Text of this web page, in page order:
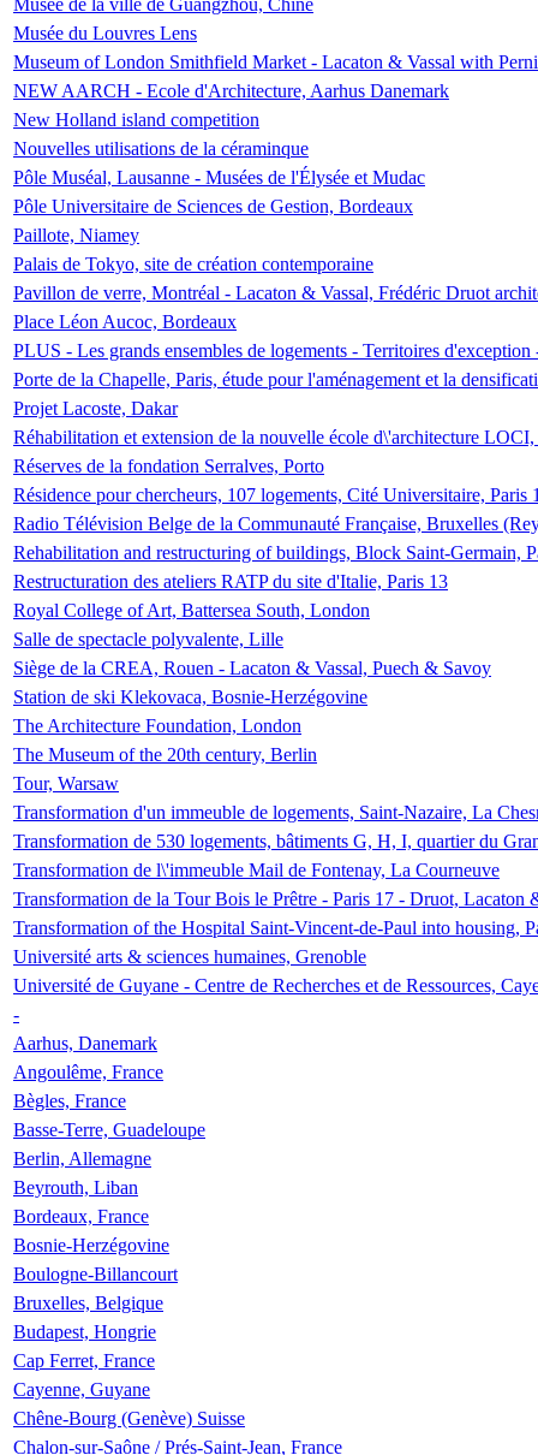
Musée de la ville de Guangzhou, Chine
Musée du Louvres Lens
Museum of London Smithfield Market - Lacaton & Vassal with
NEW AARCH - Ecole d'Architecture, Aarhus Danemark
New Holland island competition
Nouvelles utilisations de la céraminque
Pôle Muséal, Lausanne - Musées de l'Élysée et Mudac
Pôle Universitaire de Sciences de Gestion, Bordeaux
Paillote, Niamey
Palais de Tokyo, site de création contemporaine
Pavillon de verre, Montréal - Lacaton & Vassal, Frédéric Druot
Place Léon Aucoc, Bordeaux
PLUS - Les grands ensembles de logements - Territoires
Porte de la Chapelle, Paris, étude pour l'aménagement et la
Projet Lacoste, Dakar
Réhabilitation et extension de la nouvelle école d\'architecture
Réserves de la fondation Serralves, Porto
Résidence pour chercheurs, 107 logements, Cité Universitaire, Paris
Radio Télévision Belge de la Communauté Française, Bruxelles
Rehabilitation and restructuring of buildings, Block Saint-Germain,
Restructuration des ateliers RATP du site d'Italie, Paris 13
Royal College of Art, Battersea South, London
Salle de spectacle polyvalente, Lille
Siège de la CREA, Rouen - Lacaton & Vassal, Puech & Savoy
Station de ski Klekovaca, Bosnie-Herzégovine
The Architecture Foundation, London
The Museum of the 20th century, Berlin
Tour, Warsaw
Transformation d'un immeuble de logements, Saint-Nazaire, La
Transformation de 530 logements, bâtiments G, H, I, quartier du
Transformation de l\'immeuble Mail de Fontenay, La Courneuve
Transformation de la Tour Bois le Prêtre - Paris 17 - Druot, Lacaton
Transformation of the Hospital Saint-Vincent-de-Paul into housing,
Université arts & sciences humaines, Grenoble
Université de Guyane - Centre de Recherches et de Ressources,
-
Aarhus, Danemark
Angoulême, France
Bègles, France
Basse-Terre, Guadeloupe
Berlin, Allemagne
Beyrouth, Liban
Bordeaux, France
Bosnie-Herzégovine
Boulogne-Billancourt
Bruxelles, Belgique
Budapest, Hongrie
Cap Ferret, France
Cayenne, Guyane
Chêne-Bourg (Genève) Suisse
Chalon-sur-Saône / Prés-Saint-Jean, France